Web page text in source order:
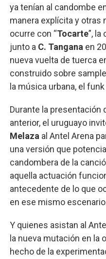
ya tenían al candombe
manera explícita y otras
ocurre con “Tocarte”,
junto a C. Tangana en
nueva vuelta de tuerca
construido sobre
la música urbana, el
Durante la presentación
anterior, el uruguayo
Melaza al Antel Arena
una versión que
candombera de la
aquella actuación
antecedente de lo que
en ese mismo
Y quienes asistan al
la nueva mutación en la
hecho de la